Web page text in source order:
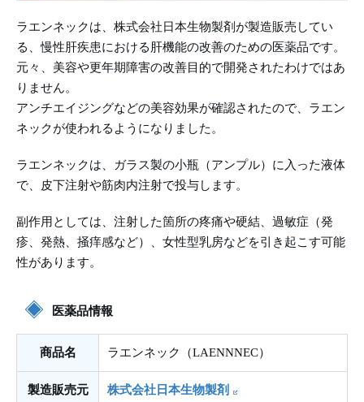
ラエンネックは、株式会社日本生物製剤が製造販売してい
る、慢性肝疾患における肝機能の改善のための医薬品です。
元々、美容や更年期障害の改善目的で開発されたわけではあ
りません。
アンチエイジングなどの美容効果が確認されたので、ラエン
ネックが使われるようになりました。
ラエンネックは、ガラス製の小瓶（アンプル）に入った液体
で、皮下注射や筋肉内注射で投与します。
副作用としては、注射した箇所の疼痛や硬結、過敏症（発
疹、発熱、掻痒感など）、女性型乳房などを引き起こす可能
性があります。
医薬品情報
商品名 ラエンネック（LAENNNEC）
製造販売元 株式会社日本生物製剤